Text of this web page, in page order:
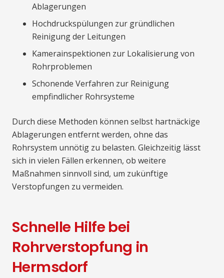
Ablagerungen
Hochdruckspülungen zur gründlichen
Reinigung der Leitungen
Kamerainspektionen zur Lokalisierung von
Rohrproblemen
Schonende Verfahren zur Reinigung
empfindlicher Rohrsysteme
Durch diese Methoden können selbst hartnäckige
Ablagerungen entfernt werden, ohne das
Rohrsystem unnötig zu belasten. Gleichzeitig lässt
sich in vielen Fällen erkennen, ob weitere
Maßnahmen sinnvoll sind, um zukünftige
Verstopfungen zu vermeiden.
Schnelle Hilfe bei
Rohrverstopfung in
Hermsdorf